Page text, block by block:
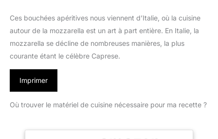
Ces bouchées apéritives nous viennent d’Italie, où la cuisine
autour de la mozzarella est un art à part entière. En Italie, la
mozzarella se décline de nombreuses manières, la plus
courante étant le célèbre Caprese.
Imprimer
Où trouver le matériel de cuisine nécessaire pour ma recette ?